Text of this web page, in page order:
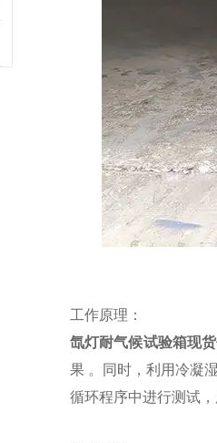
工作原理：
氙灯耐气候试验箱现
果 。同时，利用冷凝
循环程序中进行测试